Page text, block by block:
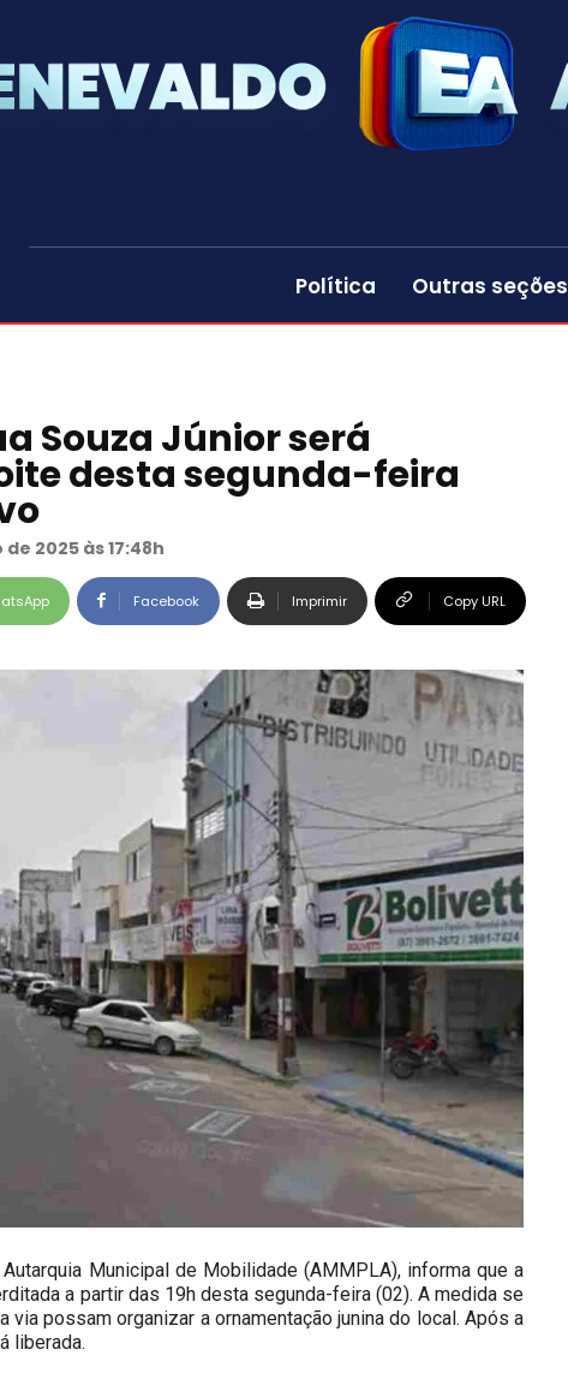
Política Outras seções
Souza Júnior será
desta segunda-feira
2025 às 17:48h
Facebook Imprimir Copy URL
Municipal de Mobilidade (AMMPLA), informa que a
a partir das 19h desta segunda-feira (02). A medida se
possam organizar a ornamentação junina do local. Após a
liberada.